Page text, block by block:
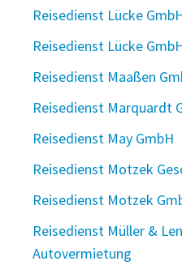
Reisedienst Lücke
Reisedienst Lücke
Reisedienst Maaßen
Reisedienst Marquardt
Reisedienst May GmbH
Reisedienst Motzek
Reisedienst Motzek
Reisedienst Müller &
Autovermietung